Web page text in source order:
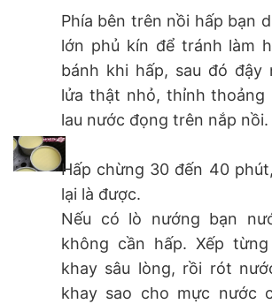
Phía bên trên nồi hấp bạn
lớn phủ kín để tránh làm
bánh khi hấp, sau đó đậy
lửa thật nhỏ, thỉnh thoảng
lau nước đọng trên nắp nồi.
Hấp chừng 30 đến 40
lại là được.
Nếu có lò nướng bạn
không cần hấp. Xếp
khay sâu lòng, rồi rót
khay sao cho mực nước